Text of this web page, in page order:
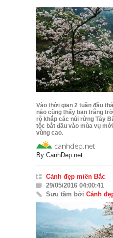
Vào thời gian 2 tuần đầu
nào cũng thấy ban trắng
rộ khắp các núi rừng Tây
tộc bắt đầu vào mùa vụ
vùng cao.
By CanhDep.net
Cảnh đẹp miền Bắc
29/05/2016 04:00:41
Sưu tầm bởi Cảnh